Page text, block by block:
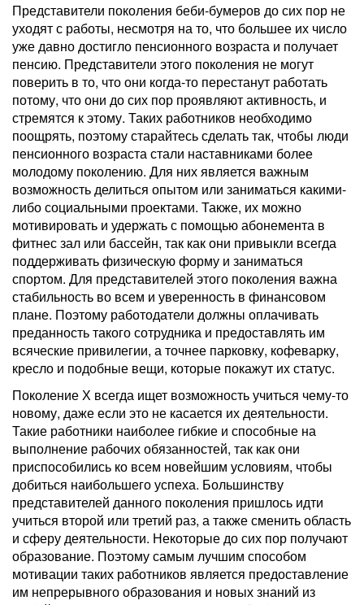
Представители поколения беби-бумеров до сих пор не
уходят с работы, несмотря на то, что большее их число
уже давно достигло пенсионного возраста и получает
пенсию. Представители этого поколения не могут
поверить в то, что они когда-то перестанут работать
потому, что они до сих пор проявляют активность, и
стремятся к этому. Таких работников необходимо
поощрять, поэтому старайтесь сделать так, чтобы люди
пенсионного возраста стали наставниками более
молодому поколению. Для них является важным
возможность делиться опытом или заниматься какими-
либо социальными проектами. Также, их можно
мотивировать и удержать с помощью абонемента в
фитнес зал или бассейн, так как они привыкли всегда
поддерживать физическую форму и заниматься
спортом. Для представителей этого поколения важна
стабильность во всем и уверенность в финансовом
плане. Поэтому работодатели должны оплачивать
преданность такого сотрудника и предоставлять им
всяческие привилегии, а точнее парковку, кофеварку,
кресло и подобные вещи, которые покажут их статус.
Поколение Х всегда ищет возможность учиться чему-то
новому, даже если это не касается их деятельности.
Такие работники наиболее гибкие и способные на
выполнение рабочих обязанностей, так как они
приспособились ко всем новейшим условиям, чтобы
добиться наибольшего успеха. Большинству
представителей данного поколения пришлось идти
учиться второй или третий раз, а также сменить область
и сферу деятельности. Некоторые до сих пор получают
образование. Поэтому самым лучшим способом
мотивации таких работников является предоставление
им непрерывного образования и новых знаний из